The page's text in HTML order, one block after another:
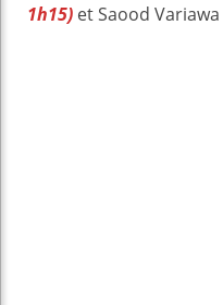
1h15) et Saood Variawa